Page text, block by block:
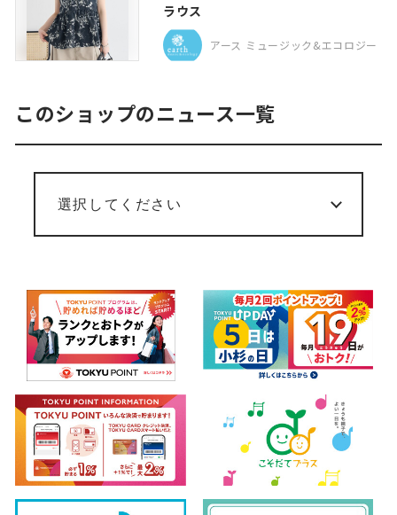
ラウス
アース ミュージック&エコロジー
このショップのニュース一覧